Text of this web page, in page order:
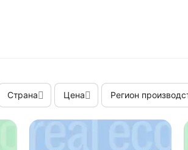
Страна Цена Регион